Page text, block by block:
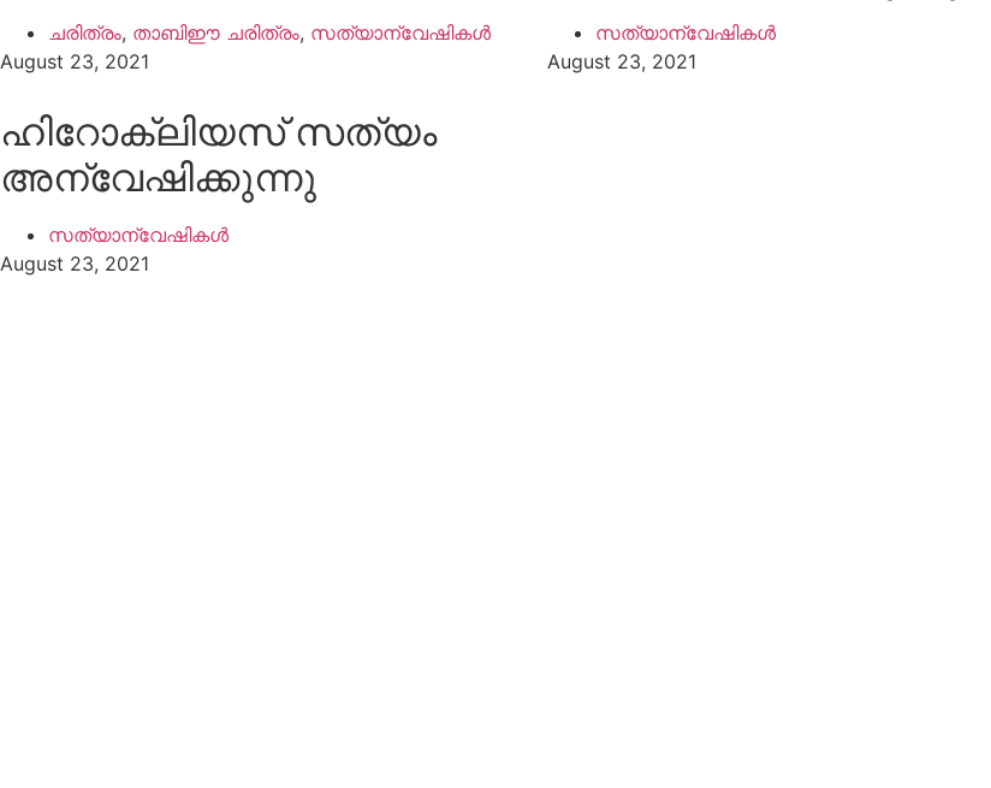
ചരിത്രം, താബിഈ ചരിത്രം, സത്യാന്വേഷികൾ
August 23, 2021
സത്യാന്വേഷികൾ
August 23, 2021
ഹിറോക്ലിയസ് സത്യം
അന്വേഷിക്കുന്നു
സത്യാന്വേഷികൾ
August 23, 2021